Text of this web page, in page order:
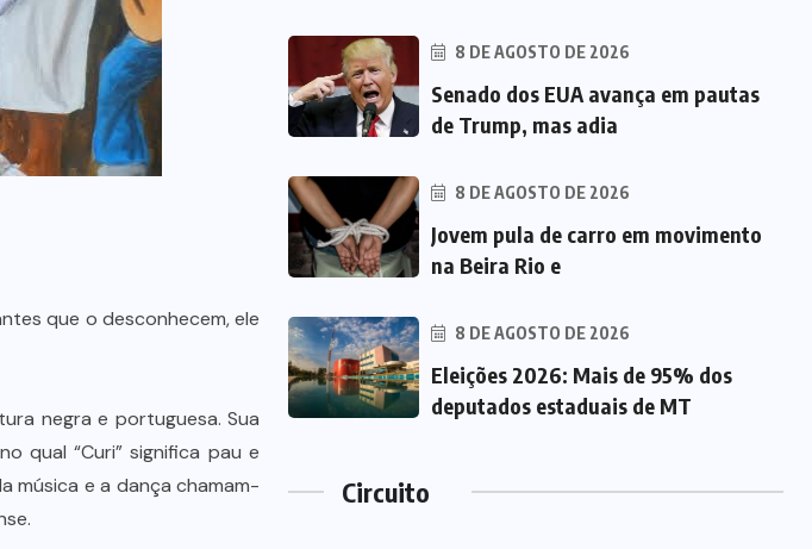
que o desconhecem, ele
negra e portuguesa. Sua
qual “Curi” significa pau e
música e a dança chamam-
8 DE AGOSTO DE 2026
Senado dos EUA avança em pautas
de Trump, mas adia
8 DE AGOSTO DE 2026
Jovem pula de carro em movimento
na Beira Rio e
8 DE AGOSTO DE 2026
Eleições 2026: Mais de 95% dos
deputados estaduais de MT
Circuito